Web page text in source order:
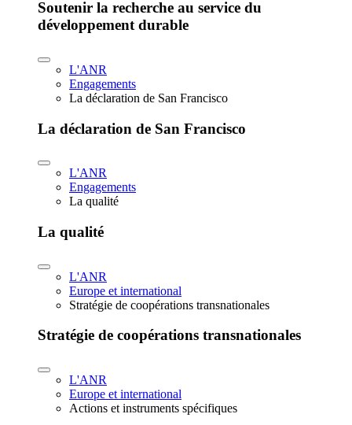
Soutenir la recherche au service du
développement durable
L'ANR
Engagements
La déclaration de San Francisco
La déclaration de San Francisco
L'ANR
Engagements
La qualité
La qualité
L'ANR
Europe et international
Stratégie de coopérations transnationales
Stratégie de coopérations transnationales
L'ANR
Europe et international
Actions et instruments spécifiques